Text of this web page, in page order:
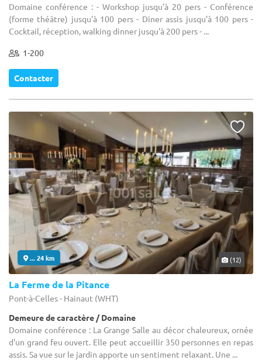
Domaine conférence : - Workshop jusqu'à 20 pers - Conférence
(forme théâtre) jusqu'à 100 pers - Diner assis jusqu'à 100 pers -
Cocktail, réception, walking dinner jusqu'à 200 pers - ...
1-200
Contacter
... 24 km (12)
La Ferme de la Pitance
Pont-à-Celles - Hainaut (WHT)
Demeure de caractère / Domaine
Domaine conférence : La Grange Salle au décor chaleureux, ornée
d'un grand feu ouvert. Elle peut accueillir 350 personnes en repas
assis. Sa vue sur le jardin apporte un sentiment relaxant. Une ...